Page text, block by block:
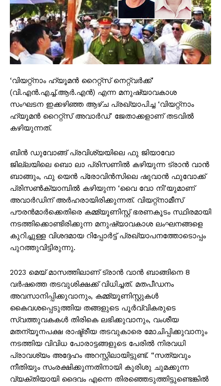
‘വിയറ്റ്‌നാം ഹ്യൂമന്‍ റൈറ്റ്സ് നെറ്റ്‌വര്‍ക്ക്’
(വി.എന്‍.എച്ച്.ആര്‍.എന്‍) എന്ന മനുഷ്യാവകാശ
സംഘടന ഇക്കഴിഞ്ഞ ആഴ്ച പ്രഖ്യാപിച്ച ‘വിയറ്റ്നാം
ഹ്യൂമന്‍ റൈറ്റ്സ് അവാര്‍ഡ്’ ജേതാക്കളാണ് തടവില്‍
കഴിയുന്നത്.
ബിന്‍ ഡുവോങ്ങ് പ്രവിശ്യയിലെ ഫു ജിയാവോ
ജില്ലയിലെ ബൊ ലാ പ്രിസണില്‍ കഴിയുന്ന ട്രാന്‍ വാന്‍
ബാങ്ങും, ഫു യെന്‍ പ്രോവിന്‍സിലെ ഷുവാന്‍ ഫുവോക്ക്
പ്രിസണ്‍ക്യാമ്പില്‍ കഴിയുന്ന ‘വൈ വോ നി’യുമാണ്‌
അവാര്‍ഡിന് അര്‍ഹരായിരിക്കുന്നത്. വിയറ്റ്‌നാമീസ്
പൗരന്‍മാര്‍ക്കെതിരെ കമ്മ്യൂണിസ്റ്റ് ഭരണകൂടം സ്ഥിരമായി
നടത്തിക്കൊണ്ടിരിക്കുന്ന മനുഷ്യാവകാശ ലംഘനങ്ങളെ
കുറിച്ചുള്ള വിശദമായ റിപ്പോര്‍ട്ട് പ്രഖ്യാപനത്തോടൊപ്പം
പുറത്തുവിട്ടിരുന്നു.
2023 മെയ് മാസത്തിലാണ് ട്രാന്‍ വാന്‍ ബാങ്ങിനെ 8
വര്‍ഷത്തെ തടവുശിക്ഷക്ക് വിധിച്ചത്. മതപീഡനം
അവസാനിപ്പിക്കുവാനും, കമ്മ്യൂണിസ്റ്റുകള്‍
കൈവശപ്പെടുത്തിയ തങ്ങളുടെ പൂര്‍വ്വികരുടെ
സ്വത്തുവകകള്‍ തിരികെ ലഭിക്കുവാനും, വംശീയ
മതന്യൂനപക്ഷ രാഷ്ട്രീയ തടവുകാരെ മോചിപ്പിക്കുവാനും
നടത്തിയ വിവിധ പോരാട്ടങ്ങളുടെ പേരില്‍ നിരവധി
പ്രാവശ്യം അദ്ദേഹം അറസ്റ്റിലായിട്ടുണ്ട്. “സത്യവും
നീതിയും സംരക്ഷിക്കുന്നതിനായി കുരിശു ചുമക്കുന്ന
വ്യക്തിയായി ദൈവം എന്നെ തിരഞ്ഞെടുത്തിട്ടുണ്ടെങ്കില്‍